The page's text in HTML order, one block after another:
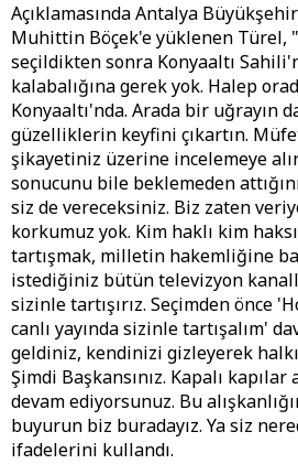
Açıklamasında Antalya
Muhittin Böçek'e yüklenen Türel,
seçildikten sonra Konyaaltı
kalabalığına gerek yok. Halep
Konyaaltı'nda. Arada bir uğrayın
güzelliklerin keyfini çıkartın.
şikayetiniz üzerine incelemeye
sonucunu bile beklemeden
siz de vereceksiniz. Biz zaten
korkumuz yok. Kim haklı kim
tartışmak, milletin hakemliğine
istediğiniz bütün televizyon
sizinle tartışırız. Seçimden önce
canlı yayında sizinle tartışalım'
geldiniz, kendinizi gizleyerek
Şimdi Başkansınız. Kapalı
devam ediyorsunuz. Bu
buyurun biz buradayız. Ya siz
ifadelerini kullandı.